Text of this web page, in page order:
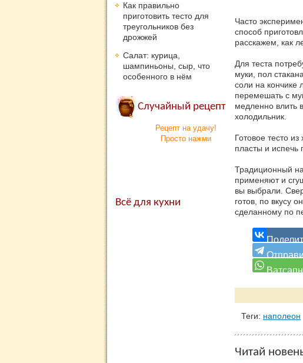
Часто
способ
расскажем, как
Для теста
муки, пол
соли на кончике
перемешать с
медленно влить
холодильник.
Готовое тесто
пласты и испечь
Традиционный
применяют и
вы выбрали.
готов, по вкусу
сделанному по
Теги: наполеон
Читай
Как правильно
приготовить тесто для
треугольников без
дрожжей
Салат: курица,
шампиньоны, сыр, что
особенного в нём
Случайный рецепт
Рецепт на удачу!
Просто нажми
Всё для кухни